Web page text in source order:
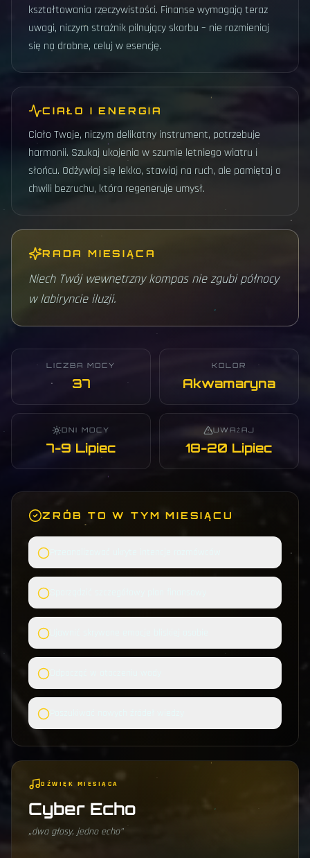
kształtowania rzeczywistości. Finanse wymagają teraz
uwagi, niczym strażnik pilnujący skarbu – nie rozmieniaj
się na drobne, celuj w esencję.
CIAŁO I ENERGIA
Ciało Twoje, niczym delikatny instrument, potrzebuje
harmonii. Szukaj ukojenia w szumie letniego wiatru i
słońcu. Odżywiaj się lekko, stawiaj na ruch, ale pamiętaj o
chwili bezruchu, która regeneruje umysł.
RADA MIESIĄCA
Niech Twój wewnętrzny kompas nie zgubi północy
w labiryncie iluzji.
LICZBA MOCY
37
KOLOR
Akwamaryna
DNI MOCY
7-9 Lipiec
UWAŻAJ
18-20 Lipiec
ZRÓB TO W TYM MIESIĄCU
DŹWIĘK MIESIĄCA
Cyber Echo
„dwa głosy, jedno echo"